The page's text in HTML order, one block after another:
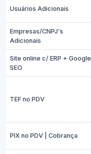
Usuários Adicionais
Empresas/CNPJ's
Adicionais
Site online c/ ERP + Google
SEO
TEF no PDV
PIX no PDV | Cobrança